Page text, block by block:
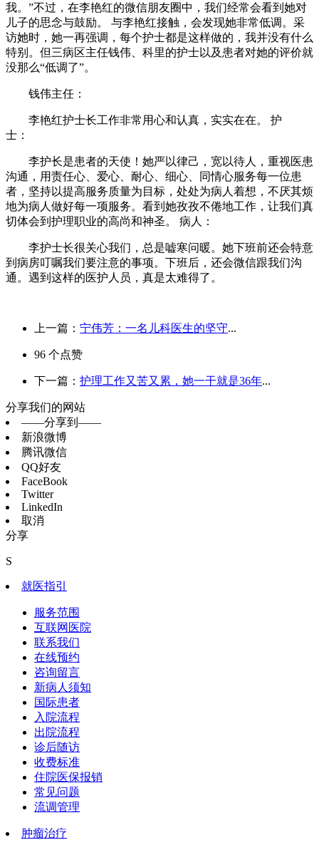
我。”不过，在李艳红的微信朋友圈中，我们经常会看到她对
儿子的思念与鼓励。 与李艳红接触，会发现她非常低调。采
访她时，她一再强调，每个护士都是这样做的，我并没有什么
特别。但三病区主任钱伟、科里的护士以及患者对她的评价就
没那么“低调了”。
钱伟主任：
李艳红护士长工作非常用心和认真，实实在在。 护
士：
李护长是患者的天使！她严以律己，宽以待人，重视医患
沟通，用责任心、爱心、耐心、细心、同情心服务每一位患
者，坚持以提高服务质量为目标，处处为病人着想，不厌其烦
地为病人做好每一项服务。看到她孜孜不倦地工作，让我们真
切体会到护理职业的高尚和神圣。 病人：
李护士长很关心我们，总是嘘寒问暖。她下班前还会特意
到病房叮嘱我们要注意的事项。下班后，还会微信跟我们沟
通。遇到这样的医护人员，真是太难得了。
上一篇： 宁伟芳：一名儿科医生的坚守...
96 个点赞
下一篇： 护理工作又苦又累，她一干就是36年...
分享我们的网站
——分享到——
新浪微博
腾讯微信
QQ好友
FaceBook
Twitter
LinkedIn
取消
分享
S
就医指引
服务范围
互联网医院
联系我们
在线预约
咨询留言
新病人须知
国际患者
入院流程
出院流程
诊后随访
收费标准
住院医保报销
常见问题
流调管理
肿瘤治疗